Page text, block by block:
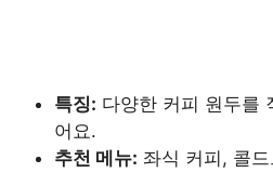
특징: 다양한 커피 원두를
어요.
추천 메뉴: 좌식 커피, 콜